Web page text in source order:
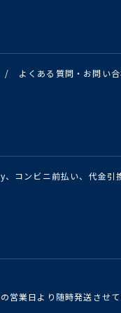
/ よくある質問・お問い
コンビニ前払い、代金引
業日より随時発送させて